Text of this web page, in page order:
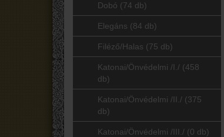
Dobó (74 db)
Elegáns (84 db)
Filéző/Halas (75 db)
Katonai/Önvédelmi /I./ (458
db)
Katonai/Önvédelmi /II./ (375
db)
Katonai/Önvédelmi /III./ (0 db)